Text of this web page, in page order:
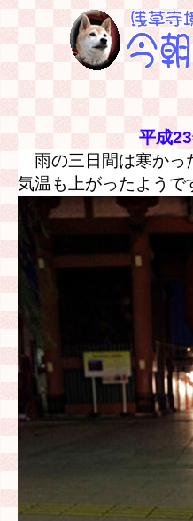
平成
雨の三日間は寒かっ
気温も上がったようで